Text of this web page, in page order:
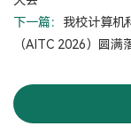
下一篇： 我校计算机
（AITC 2026）圆满